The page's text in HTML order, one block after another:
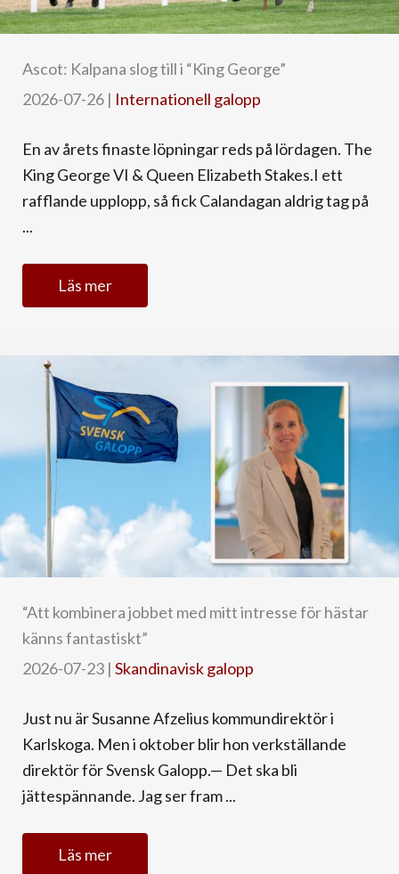
Ascot: Kalpana slog till i “King George”
2026-07-26 | Internationell galopp
En av årets finaste löpningar reds på lördagen. The
King George VI & Queen Elizabeth Stakes.I ett
rafflande upplopp, så fick Calandagan aldrig tag på
...
Läs mer
“Att kombinera jobbet med mitt intresse för hästar
känns fantastiskt”
2026-07-23 | Skandinavisk galopp
Just nu är Susanne Afzelius kommundirektör i
Karlskoga. Men i oktober blir hon verkställande
direktör för Svensk Galopp.— Det ska bli
jättespännande. Jag ser fram ...
Läs mer